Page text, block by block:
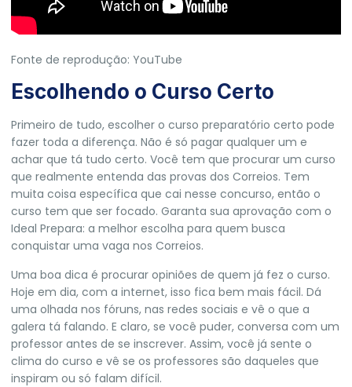
Fonte de reprodução: YouTube
Escolhendo o Curso Certo
Primeiro de tudo, escolher o curso preparatório certo pode
fazer toda a diferença. Não é só pagar qualquer um e
achar que tá tudo certo. Você tem que procurar um curso
que realmente entenda das provas dos Correios. Tem
muita coisa específica que cai nesse concurso, então o
curso tem que ser focado. Garanta sua aprovação com o
Ideal Prepara: a melhor escolha para quem busca
conquistar uma vaga nos Correios.
Uma boa dica é procurar opiniões de quem já fez o curso.
Hoje em dia, com a internet, isso fica bem mais fácil. Dá
uma olhada nos fóruns, nas redes sociais e vê o que a
galera tá falando. E claro, se você puder, conversa com um
professor antes de se inscrever. Assim, você já sente o
clima do curso e vê se os professores são daqueles que
inspiram ou só falam difícil.